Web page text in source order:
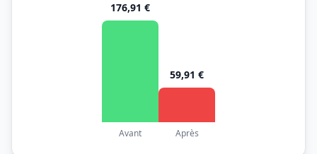
176,91 €
Avant
59,91 €
Après